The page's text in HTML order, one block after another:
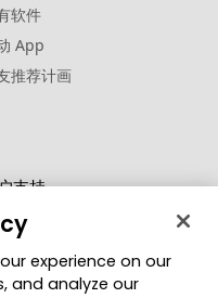
软件
App
推荐计画
支持
中心
更新
中心
experience on our
and analyze our